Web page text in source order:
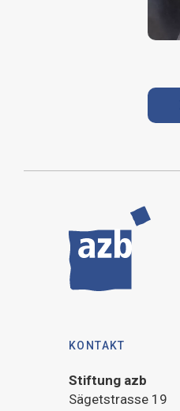
KONTAKT
Stiftung azb
Sägetstrasse 19